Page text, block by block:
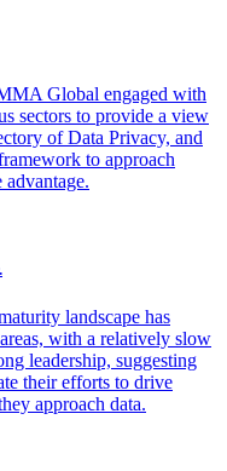
Global engaged with
sectors to provide a view
of Data Privacy, and
to approach
landscape has
with a relatively slow
leadership, suggesting
their efforts to drive
approach data.